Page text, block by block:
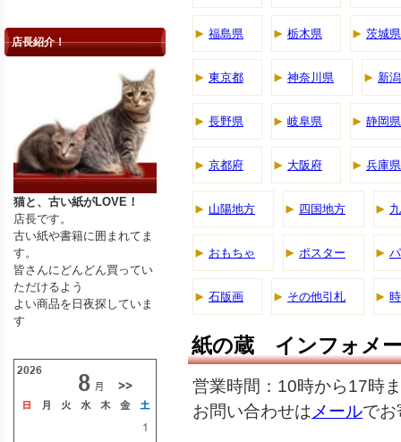
福島県 栃木県 茨城県
東京都 神奈川県 新
長野県 岐阜県 静岡県
京都府 大阪府 兵庫県
山陽地方 四国地方
おもちゃ ポスター
石版画 その他引札
紙の蔵 インフォメ
営業時間：10時から17時
お問い合わせは メールでお
店長紹介！
猫と、古い紙がLOVE！
店長です。
古い紙や書籍に囲まれてま
す。
皆さんにどんどん買ってい
ただけるよう
よい商品を日夜探していま
す